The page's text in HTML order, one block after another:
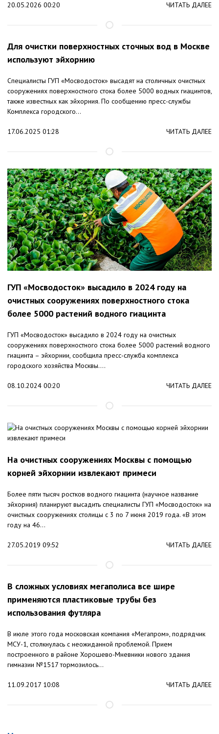
20.05.2026 00:20 ЧИТАТЬ ДАЛЕЕ
Для очистки поверхностных сточных вод в Москве
используют эйхорнию
Специалисты ГУП «Мосводосток» высадят на столичных очистных
сооружениях поверхностного стока более 5000 водных гиацинтов,
также известных как эйхорния. По сообщению пресс-службы
Комплекса городского...
17.06.2025 01:28 ЧИТАТЬ ДАЛЕЕ
ГУП «Мосводосток» высадило в 2024 году на
очистных сооружениях поверхностного стока
более 5000 растений водного гиацинта
ГУП «Мосводосток» высадило в 2024 году на очистных
сооружениях поверхностного стока более 5000 растений водного
гиацинта – эйхорнии, сообщила пресс-служба комплекса
городского хозяйства Москвы....
08.10.2024 00:20 ЧИТАТЬ ДАЛЕЕ
На очистных сооружениях Москвы с помощью
корней эйхорнии извлекают примеси
Более пяти тысяч ростков водного гиацинта (научное название
эйхорния) планируют высадить специалисты ГУП «Мосводосток» на
очистных сооружениях столицы с 3 по 7 июня 2019 года. «В этом
году на 46...
27.05.2019 09:52 ЧИТАТЬ ДАЛЕЕ
В сложных условиях мегаполиса все шире
применяются пластиковые трубы без
использования футляра
В июле этого года московская компания «Мегапром», подрядчик
МСУ-1, столкнулась с неожиданной проблемой. Прием
построенного в районе Хорошево-Мневники нового здания
гимназии №1517 тормозилось...
11.09.2017 10:08 ЧИТАТЬ ДАЛЕЕ